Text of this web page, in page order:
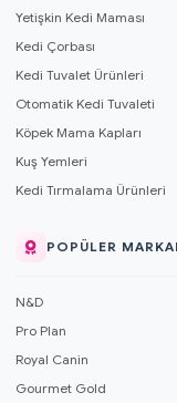
Yetişkin Kedi Maması
Kedi Çorbası
Kedi Tuvalet Ürünleri
Otomatik Kedi Tuvaleti
Köpek Mama Kapları
Kuş Yemleri
Kedi Tırmalama Ürünleri
POPÜLER
N&D
Pro Plan
Royal Canin
Gourmet Gold